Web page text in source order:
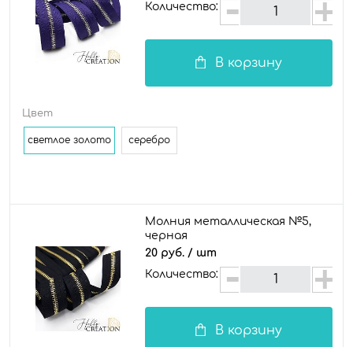
Количество:
В корзину
Цвет
светлое золото серебро
Молния металлическая №5,
черная
20 руб. / шт
Количество:
В корзину